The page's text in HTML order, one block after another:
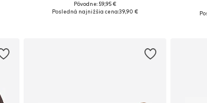
Dostupné v mnohých veľkostiach
Pôvodne: 59,95 €
Posledná najnižšia cena:39,90 €